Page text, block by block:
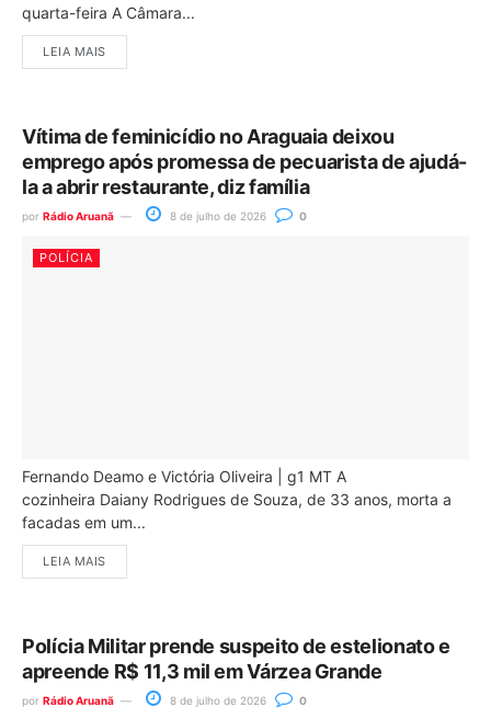
quarta-feira A Câmara...
LEIA MAIS
Vítima de feminicídio no Araguaia deixou
emprego após promessa de pecuarista de ajudá-
la a abrir restaurante, diz família
por Rádio Aruanã 8 de julho de 2026 0
POLÍCIA
Fernando Deamo e Victória Oliveira | g1 MT A
cozinheira Daiany Rodrigues de Souza, de 33 anos, morta a
facadas em um...
LEIA MAIS
Polícia Militar prende suspeito de estelionato e
apreende R$ 11,3 mil em Várzea Grande
por Rádio Aruanã 8 de julho de 2026 0